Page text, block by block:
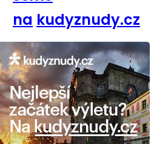
na kudyznudy.cz